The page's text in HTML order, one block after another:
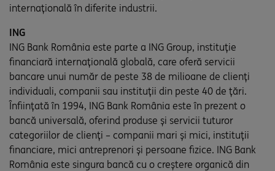
internaţională în diferite industrii.
ING
ING Bank România este parte a ING Group, instituție
financiară internațională globală, care oferă servicii
bancare unui număr de peste 38 de milioane de clienți
individuali, companii sau instituții din peste 40 de țări.
Înființată în 1994, ING Bank România este în prezent o
bancă universală, oferind produse și servicii tuturor
categoriilor de clienți – companii mari și mici, instituții
financiare, mici antreprenori și persoane fizice. ING Bank
România este singura bancă cu o creștere organică din